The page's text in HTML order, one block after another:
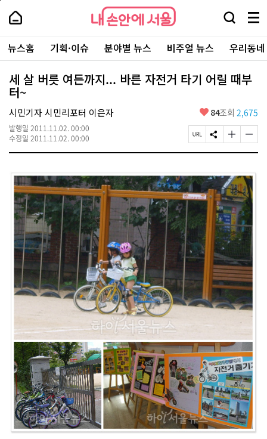
본
로
가
내
손
안
에
서
울
-
서
울
시
대
표
소
통
포
내
손
에
울
검
창
열
기
메
뉴
전
체
보
주
요
서
뉴스홈 기획·이슈 분야별 뉴스 비주얼 뉴스 우리동
세 살 버릇 여든까지... 바른 자전거 타기 어릴 때부
터~
시민기자 시민리포터 이은자
발행일 2011.11.02. 00:00
수정일 2011.11.02. 00:00
좋
요
84조회 2,675
페
이
R
L
복
S
N
유
하
기
글
자
크
게
변
경
하
기
글
자
작
게
변
경
하
기
페
상
단
로